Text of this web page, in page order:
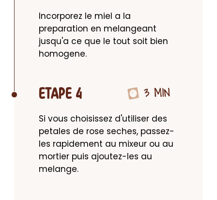
Incorporez le miel a la
preparation en melangeant
jusqu'a ce que le tout soit bien
homogene.
ETAPE 4 3 MIN
Si vous choisissez d'utiliser des
petales de rose seches, passez-
les rapidement au mixeur ou au
mortier puis ajoutez-les au
melange.